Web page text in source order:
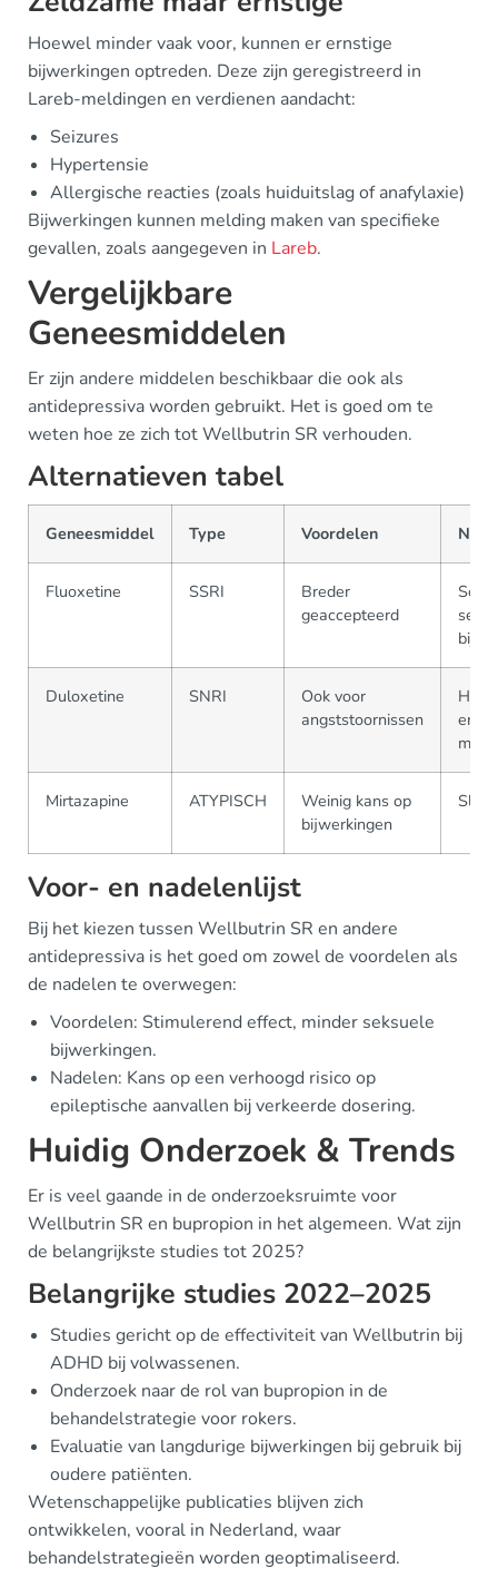
Hoewel minder vaak voor, kunnen er ernstige
bijwerkingen optreden. Deze zijn geregistreerd in
Lareb-meldingen en verdienen aandacht:
Seizures
Hypertensie
Allergische reacties (zoals huiduitslag of anafylaxie)
Bijwerkingen kunnen melding maken van specifieke
gevallen, zoals aangegeven in Lareb.
Vergelijkbare
Geneesmiddelen
Er zijn andere middelen beschikbaar die ook als
antidepressiva worden gebruikt. Het is goed om te
weten hoe ze zich tot Wellbutrin SR verhouden.
Alternatieven tabel
Geneesmiddel Type Voordelen
Fluoxetine SSRI
Breder
geaccepteerd
Soms
Duloxetine SNRI
Ook voor
angststoornissen
en
Mirtazapine ATYPISCH
Weinig kans op
bijwerkingen
Voor- en nadelenlijst
Bij het kiezen tussen Wellbutrin SR en andere
antidepressiva is het goed om zowel de voordelen als
de nadelen te overwegen:
Voordelen: Stimulerend effect, minder seksuele
bijwerkingen.
Nadelen: Kans op een verhoogd risico op
epileptische aanvallen bij verkeerde dosering.
Huidig Onderzoek & Trends
Er is veel gaande in de onderzoeksruimte voor
Wellbutrin SR en bupropion in het algemeen. Wat zijn
de belangrijkste studies tot 2025?
Belangrijke studies 2022–2025
Studies gericht op de effectiviteit van Wellbutrin bij
ADHD bij volwassenen.
Onderzoek naar de rol van bupropion in de
behandelstrategie voor rokers.
Evaluatie van langdurige bijwerkingen bij gebruik bij
oudere patiënten.
Wetenschappelijke publicaties blijven zich
ontwikkelen, vooral in Nederland, waar
behandelstrategieën worden geoptimaliseerd.